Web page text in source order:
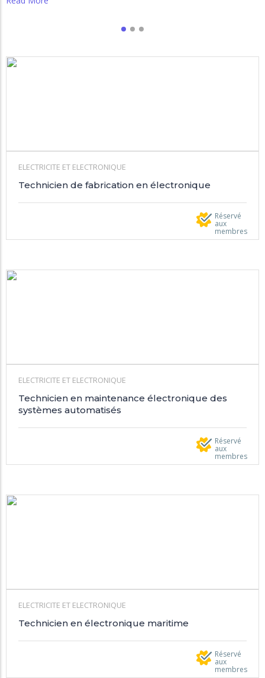
ELECTRICITE ET ELECTRONIQUE
Technicien de fabrication en électronique
Réservé
aux
membres
ELECTRICITE ET ELECTRONIQUE
Technicien en maintenance électronique des
systèmes automatisés
Réservé
aux
membres
ELECTRICITE ET ELECTRONIQUE
Technicien en électronique maritime
Réservé
aux
membres